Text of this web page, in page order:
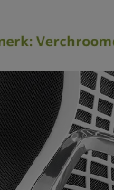
waarmee de
is ook van
. De mesh stof
iets dat
gebruik.
helpt om